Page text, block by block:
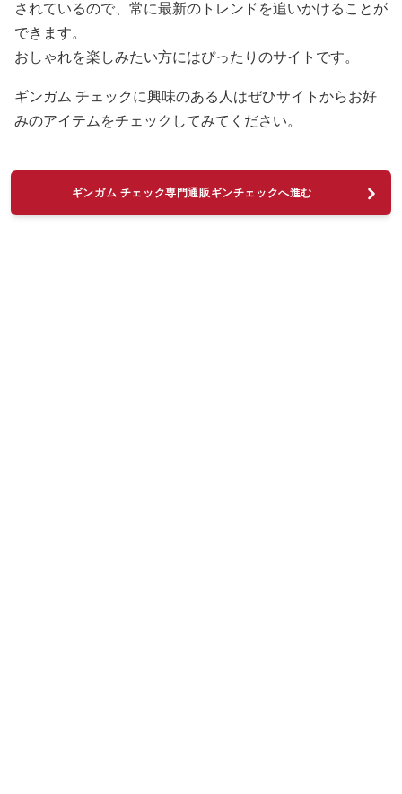
されているので、常に最新のトレンドを追いかけることが
できます。
おしゃれを楽しみたい方にはぴったりのサイトです。
ギンガム チェックに興味のある人はぜひサイトからお好
みのアイテムをチェックしてみてください。
ギンガム チェック専門通販ギンチェックへ進む